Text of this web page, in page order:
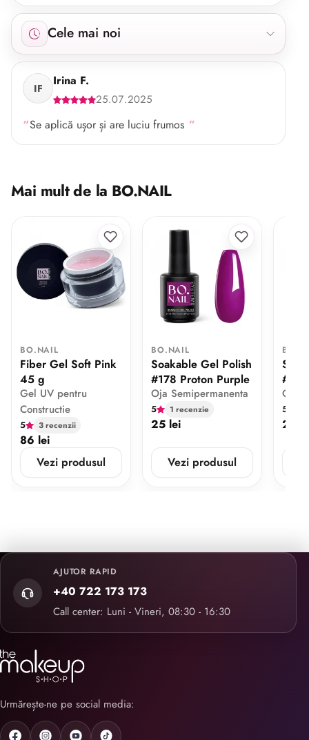
Cele mai noi
Afișăm 1 recenzie începând cu cele mai noi.
IF Irina F.
25.07.2025
Se aplică ușor și are luciu frumos
Mai mult de la BO.NAIL
BO.NAIL
Fiber Gel Soft Pink
45 g
Gel UV pentru
Constructie
5 3 recenzii
86 lei
Vezi produsul
BO.NAIL
Soakable Gel Polish
#178 Proton Purple
Oja Semipermanenta
5 1 recenzie
25 lei
Vezi produsul
Oja
5
25
AJUTOR RAPID
+40 722 173 173
Call center: Luni - Vineri, 08:30 - 16:30
Urmărește-ne pe social media: